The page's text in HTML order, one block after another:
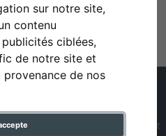
sur notre site,
contenu
ciblées,
de notre site et
de nos
cadres: cadres, passe-partout